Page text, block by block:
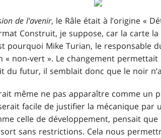
de l'avenir, le Râle était à l’origine «
Construit, je suppose, car la carte
pourquoi Mike Turian, le responsable
« non-vert ». Le changement
du futur, il semblait donc que le noir
même ne pas apparaître comme un
facile de justifier la mécanique par
celle de développement, pensait
sans restrictions. Cela nous